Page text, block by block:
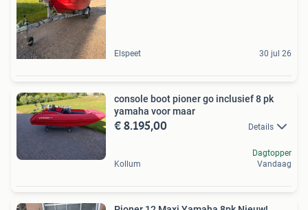
Elspeet 30 jul 26
console boot pioner go inclusief 8 pk
yamaha voor maar
€ 8.195,00 Details
Kollum
Dagtopper
Vandaag